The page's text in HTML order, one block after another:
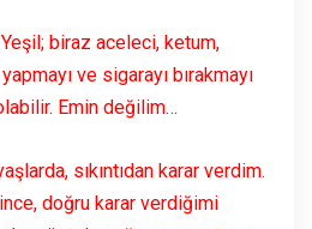
biraz aceleci, ketum,
ve sigarayı bırakmayı
Emin değilim…
sıkıntıdan karar verdim.
doğru karar verdiğimi